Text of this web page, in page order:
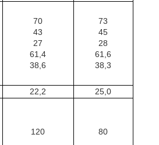
70
43
27
61,4
38,6
73
45
28
61,6
38,3
22,2
25,0
120 80